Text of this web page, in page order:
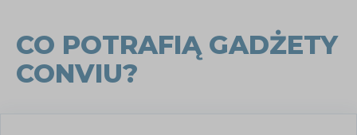
CO POTRAFIĄ GADŻETY
CONVIU?